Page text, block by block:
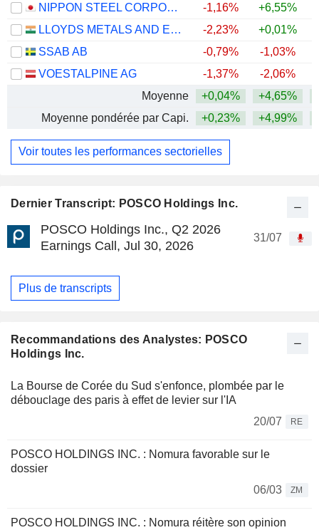
Dernier Transcript: POSCO Holdings Inc.
POSCO Holdings Inc., Q2 2026
Earnings Call, Jul 30, 2026
31/07
Plus de transcripts
Recommandations des Analystes: POSCO
Holdings Inc.
La Bourse de Corée du Sud s'enfonce, plombée par le
débouclage des paris à effet de levier sur l'IA
20/07
RE
POSCO HOLDINGS INC. : Nomura favorable sur le
dossier
06/03
ZM
POSCO HOLDINGS INC. : Nomura réitère son opinion
NIPPON STEEL CORPORATION
-1,16% +6,55%
LLOYDS METALS AND ENERGY LIMITED
-2,23% +0,01%
SSAB AB
-0,79% -1,03%
VOESTALPINE AG
-1,37% -2,06%
Moyenne
+0,04% +4,65%
Moyenne pondérée par Capi.
+0,23% +4,99%
Voir toutes les performances sectorielles